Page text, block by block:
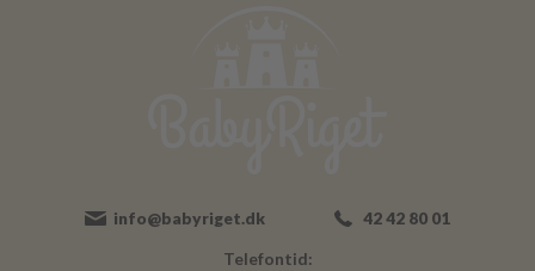
info@babyriget.dk 42 42 80 01
Telefontid: